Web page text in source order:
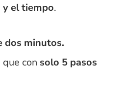
y el tiempo.
dos minutos.
con solo 5 pasos